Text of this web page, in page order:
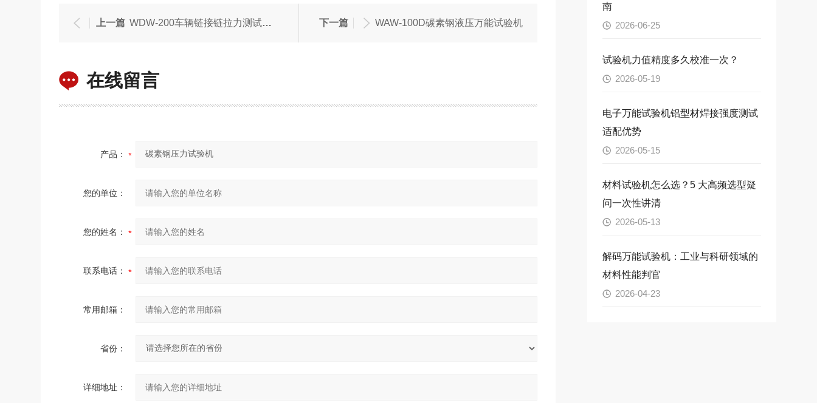
上一篇 WDW-200车辆链接链拉力测试机万能试验机 下一篇 WAW-100D碳素钢液压万能试验机
在线留言
产品：
您的单位：
您的姓名：
联系电话：
常用邮箱：
省份：
详细地址：
南
2026-06-25
试验机力值精度多久校准一次？
2026-05-19
电子万能试验机铝型材焊接强度测试
适配优势
2026-05-15
材料试验机怎么选？5 大高频选型疑
问一次性讲清
2026-05-13
解码万能试验机：工业与科研领域的
材料性能判官
2026-04-23